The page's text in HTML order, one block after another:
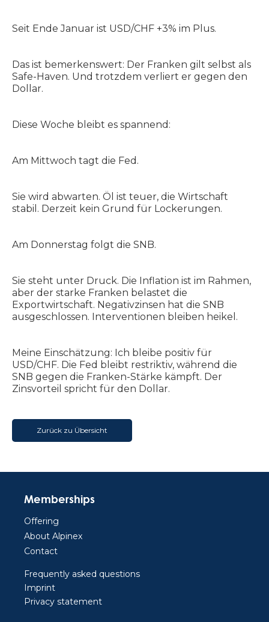
Seit Ende Januar ist USD/CHF +3% im Plus.
Das ist bemerkenswert: Der Franken gilt selbst als
Safe-Haven. Und trotzdem verliert er gegen den
Dollar.
Diese Woche bleibt es spannend:
Am Mittwoch tagt die Fed.
Sie wird abwarten. Öl ist teuer, die Wirtschaft
stabil. Derzeit kein Grund für Lockerungen.
Am Donnerstag folgt die SNB.
Sie steht unter Druck. Die Inflation ist im Rahmen,
aber der starke Franken belastet die
Exportwirtschaft. Negativzinsen hat die SNB
ausgeschlossen. Interventionen bleiben heikel.
Meine Einschätzung: Ich bleibe positiv für
USD/CHF. Die Fed bleibt restriktiv, während die
SNB gegen die Franken-Stärke kämpft. Der
Zinsvorteil spricht für den Dollar.
Zurück zu Übersicht
Memberships
Offering
About Alpinex
Contact
Frequently asked questions
Imprint
Privacy statement